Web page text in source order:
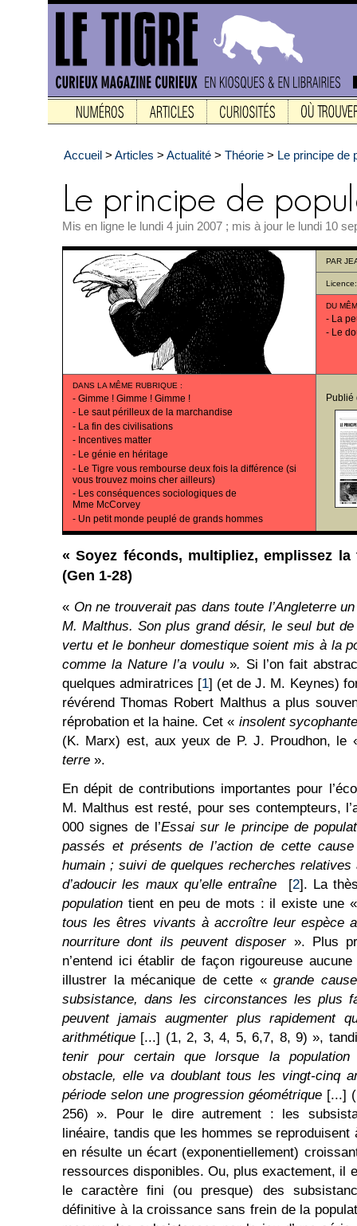
Accueil > Articles > Actualité > Théorie > Le principe de
Mis en ligne le lundi 4 juin 2007 ; mis à jour le lundi 10
PAR
DU
- La
- Le
DANS LA MÊME RUBRIQUE :
- Gimme ! Gimme ! Gimme !
- Le saut périlleux de la marchandise
- La fin des civilisations
- Incentives matter
- Le génie en héritage
- Le Tigre vous rembourse deux fois la différence (si
vous trouvez moins cher ailleurs)
- Les conséquences sociologiques de
Mme McCorvey
- Un petit monde peuplé de grands hommes
« Soyez féconds, multipliez, emplissez
(Gen 1-28)
« On ne trouverait pas dans toute l’Angleterre
M. Malthus. Son plus grand désir, le seul but
vertu et le bonheur domestique soient mis à la
comme la Nature l’a voulu». Si l’on fait
quelques admiratrices [1] (et de J. M. Keynes)
révérend Thomas Robert Malthus a plus
réprobation et la haine. Cet « insolent
(K. Marx) est, aux yeux de P. J. Proudhon, le
terre ».
En dépit de contributions importantes pour
M. Malthus est resté, pour ses contempteurs,
000 signes de l’Essai sur le principe de
passés et présents de l’action de cette
humain ; suivi de quelques recherches relatives
d’adoucir les maux qu’elle entraîne
[2]. La
population tient en peu de mots : il existe une
tous les êtres vivants à accroître leur espèce
nourriture dont ils peuvent disposer». Plus
n’entend ici établir de façon rigoureuse
illustrer la mécanique de cette « grande cause
subsistance, dans les circonstances les plus
peuvent jamais augmenter plus rapidement
arithmétique [...] (1, 2, 3, 4, 5, 6,7, 8, 9) »,
tenir pour certain que lorsque la population
obstacle, elle va doublant tous les vingt-cinq
période selon une progression géométrique [...]
256) ». Pour le dire autrement : les
linéaire, tandis que les hommes se
en résulte un écart (exponentiellement)
ressources disponibles. Ou, plus exactement, il
le caractère fini (ou presque) des
définitive à la croissance sans frein de la